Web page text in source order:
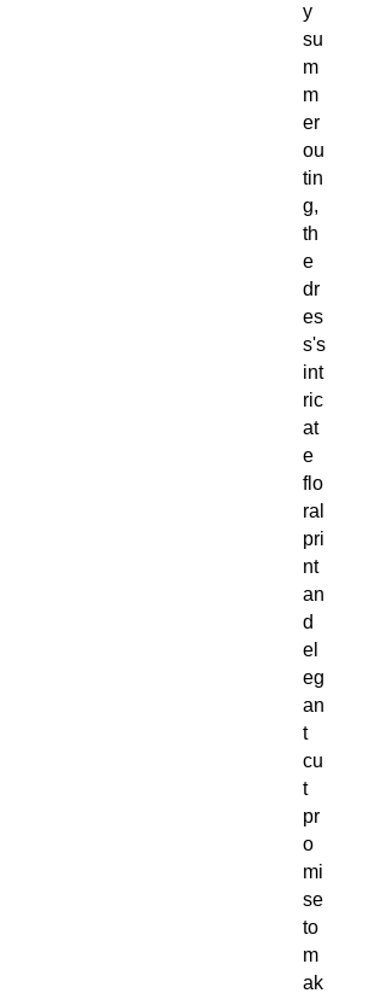
y
su
m
m
er
ou
tin
g,
th
e
dr
es
s's
int
ric
at
e
flo
ral
pri
nt
an
d
el
eg
an
t
cu
t
pr
o
mi
se
to
m
ak